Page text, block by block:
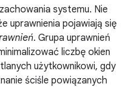
systemu. Nie
uprawnienia pojawiają się
. Grupa uprawnień
liczbę okien
użytkownikowi, gdy
ściśle powiązanych